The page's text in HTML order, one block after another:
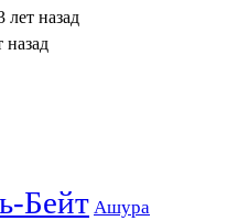
лет назад
назад
Бейт Ашура